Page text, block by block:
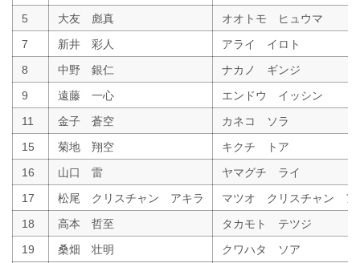
5
大友 彪真
オオトモ ヒュウマ
7
新井 彩人
アライ イロト
8
中野 銀仁
ナカノ ギンジ
9
遠藤 一心
エンドウ イッシン
11
金子 蒼空
カネコ ソラ
15
菊地 翔空
キクチ トア
16
山口 雷
ヤマグチ ライ
17
松尾 クリスチャン アキラ
マツオ クリスチャン ア
18
高本 哲至
タカモト テツジ
19
桑畑 壮明 クワハタ ソア